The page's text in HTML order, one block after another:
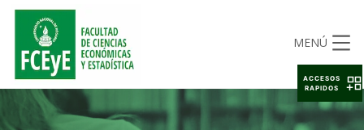
MENÚ
ACCESOS
RAPIDOS